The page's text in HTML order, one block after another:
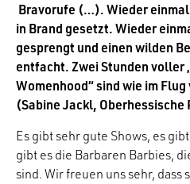
Bravorufe (…). Wieder
in Brand gesetzt. Wieder
gesprengt und einen wilden
entfacht. Zwei Stunden voller
Womenhood“ sind wie im
(Sabine Jackl,
Es gibt sehr gute Shows, es
gibt es die Barbaren Barbies,
sind. Wir freuen uns sehr, dass